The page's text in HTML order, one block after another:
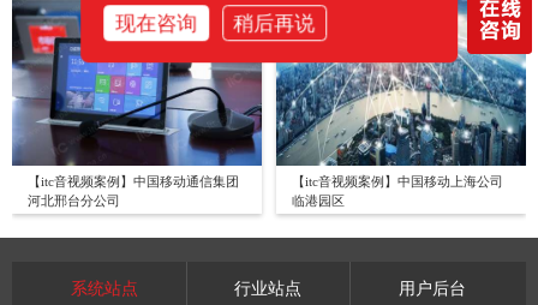
【itc音视频案例】中国移动通信集团
河北邢台分公司
【itc音视频案例】中国移动上海公司
临港园区
系统站点 行业站点 用户后台
现在咨询 稍后再说